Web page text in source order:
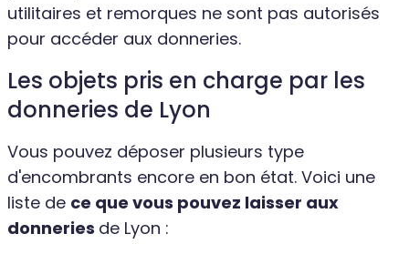
utilitaires et remorques ne sont pas autorisés
pour accéder aux donneries.
Les objets pris en charge par les
donneries de Lyon
Vous pouvez déposer plusieurs type
d'encombrants encore en bon état. Voici une
liste de ce que vous pouvez laisser aux
donneries de Lyon :